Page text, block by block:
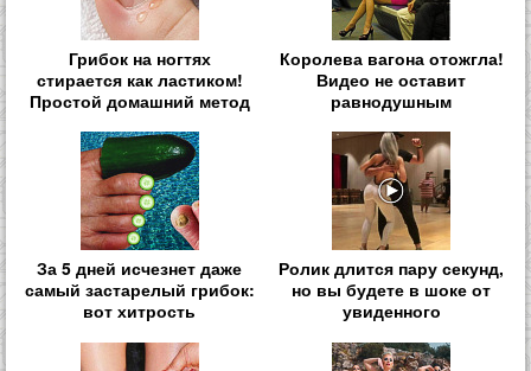
Грибок на ногтях
стирается как ластиком!
Простой домашний метод
Королева вагона отожгла!
Видео не оставит
равнодушным
За 5 дней исчезнет даже
самый застарелый грибок:
вот хитрость
Ролик длится пару секунд,
но вы будете в шоке от
увиденного